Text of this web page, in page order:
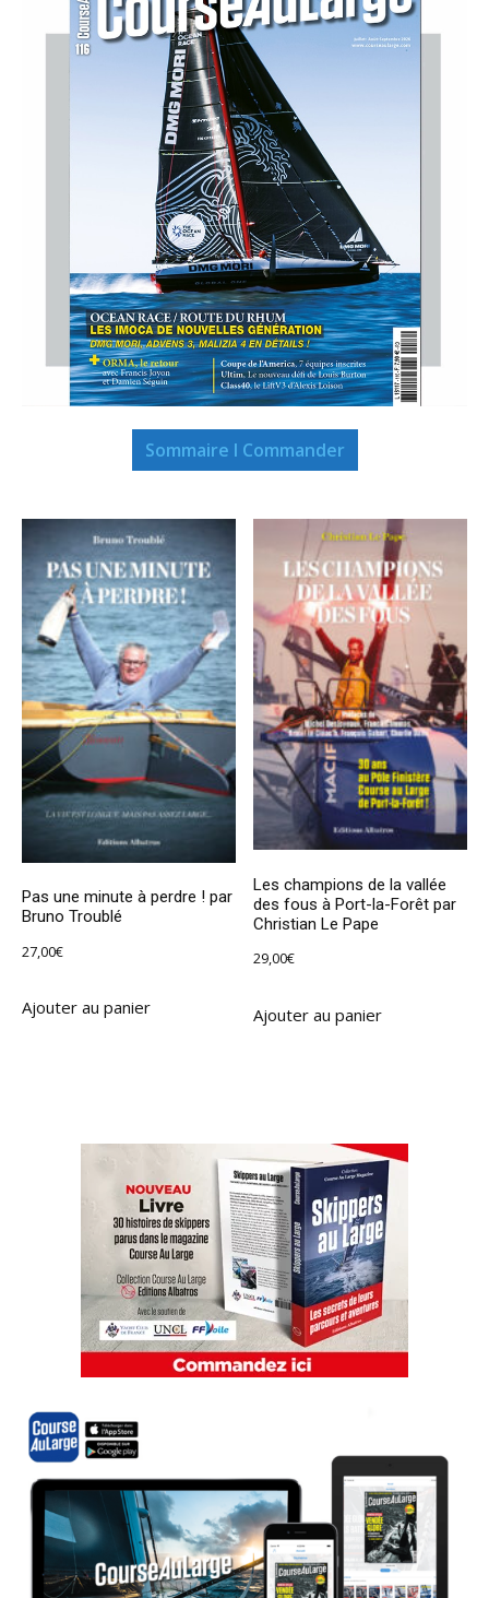
Sommaire I Commander
Pas une minute à perdre ! par
Bruno Troublé
27,00€
Ajouter au panier
Les champions de la vallée
des fous à Port-la-Forêt par
Christian Le Pape
29,00€
Ajouter au panier